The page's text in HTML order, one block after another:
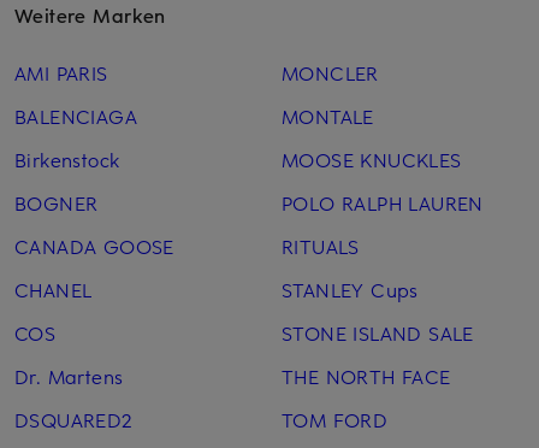
Weitere Marken
AMI PARIS
BALENCIAGA
Birkenstock
BOGNER
CANADA GOOSE
CHANEL
COS
Dr. Martens
DSQUARED2
MONCLER
MONTALE
MOOSE KNUCKLES
POLO RALPH LAUREN
RITUALS
STANLEY Cups
STONE ISLAND SALE
THE NORTH FACE
TOM FORD